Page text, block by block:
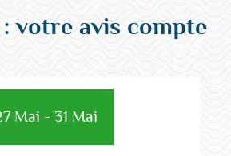
: votre avis compte
Mai - 31 Mai